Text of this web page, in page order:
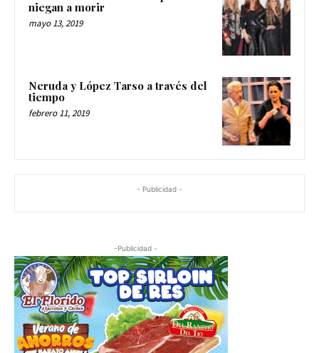
niegan a morir
mayo 13, 2019
Neruda y López Tarso a través del
tiempo
febrero 11, 2019
- Publicidad -
-Publicidad -